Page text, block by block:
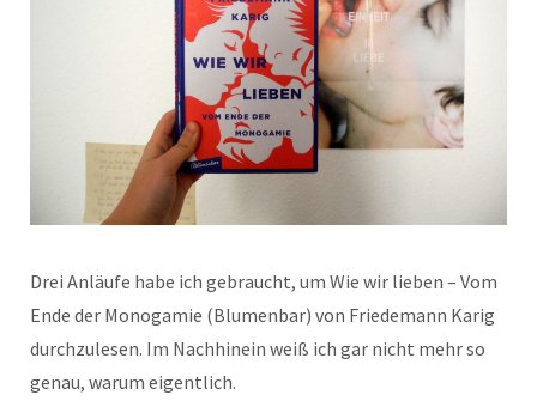
Drei Anläufe habe ich gebraucht, um Wie wir lieben – Vom
Ende der Monogamie (Blumenbar) von Friedemann Karig
durchzulesen. Im Nachhinein weiß ich gar nicht mehr so
genau, warum eigentlich.